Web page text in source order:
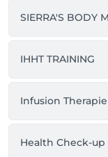
SIERRA'S BODY
IHHT TRAINING
Infusion Therapie
Health Check-up